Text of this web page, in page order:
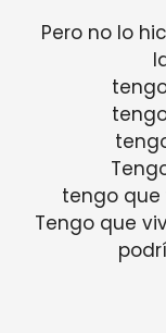
Pero no lo
tengo que
Tengo que